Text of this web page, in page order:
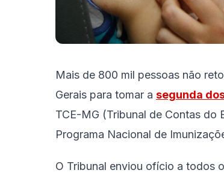
Mais de 800 mil pessoas não
Gerais para tomar a segunda
TCE-MG (Tribunal de Contas do
Programa Nacional de
O Tribunal enviou ofício a todos